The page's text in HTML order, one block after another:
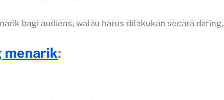
bagi audiens, walau harus dilakukan secara daring.
menarik: